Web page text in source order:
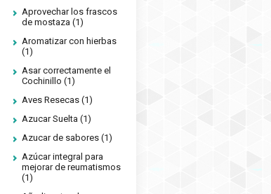
Aprovechar los frascos
de mostaza (1)
Aromatizar con hierbas
(1)
Asar correctamente el
Cochinillo (1)
Aves Resecas (1)
Azucar Suelta (1)
Azucar de sabores (1)
Azúcar integral para
mejorar de reumatismos
(1)